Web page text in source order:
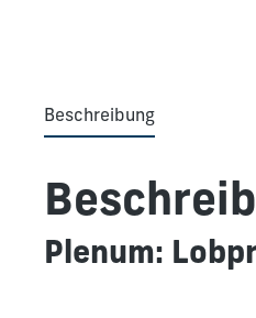
Beschreibung
Plenum: